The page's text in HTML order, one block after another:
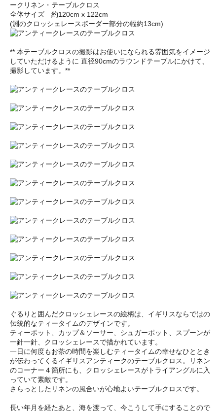
ークリネン・テーブルクロス
全体サイズ 約120cm x 122cm
(淵のクロッシェレースボーダー部分の幅約13cm)
** 本テーブルクロスの撮影はお使いになられる雰囲気をイメージ
していただけるように 直径90cmのラウンドテーブルにかけて、
撮影しています。**
ぐるりと囲んだクロッシェレースの絵柄は、イギリスならではの
伝統的なティータイムのデザインです。
ティーポット、カップ＆ソーサー、シュガーポット、スプーンが
一針一針、クロッシェレースで描かれています。
一日に何度もお茶の時間を楽しむティータイムの幸せなひととき
が伝わってくるイギリスアンティークのテーブルクロス。リネン
のコーナー４箇所にも、クロッシェレースがトライアングルに入
っていて素敵です。
さらっとしたリネンの風合いが心地よいテーブルクロスです。
長い年月を経たあと、海を渡って、今こうして手にすることので